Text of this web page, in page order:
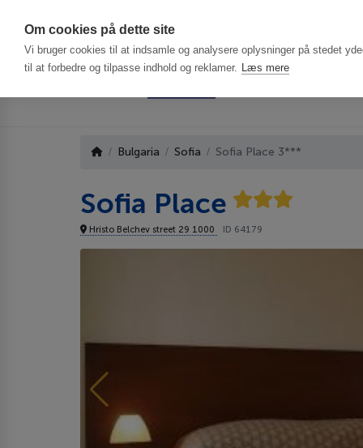
Om cookies på dette site
Vi bruger cookies til at indsamle og analysere oplysninger på stedet
til at forbedre og tilpasse indhold og reklamer. Læs mere
Bulgaria Sofia Sofia Place 3***
Sofia Place
Hristo Belchev street 29 1000 ID 64179